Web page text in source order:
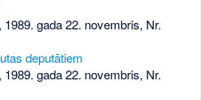
gada 22. novembris, Nr.
deputātiem
gada 22. novembris, Nr.